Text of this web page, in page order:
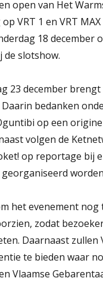
open van Het
VRT 1 en VRT
18 december
slotshow.
23 december
bedanken
op een
volgen de
op reportage bij
het evenement
zodat
Daarnaast
te bieden waar
Vlaamse